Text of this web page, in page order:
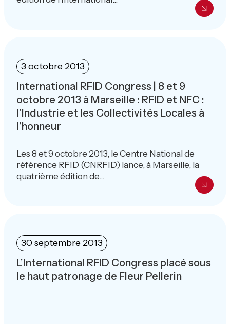
3 octobre 2013
International RFID Congress | 8 et 9
octobre 2013 à Marseille : RFID et NFC :
l’Industrie et les Collectivités Locales à
l’honneur
Les 8 et 9 octobre 2013, le Centre National de
référence RFID (CNRFID) lance, à Marseille, la
quatrième édition de...
30 septembre 2013
L’International RFID Congress placé sous
le haut patronage de Fleur Pellerin